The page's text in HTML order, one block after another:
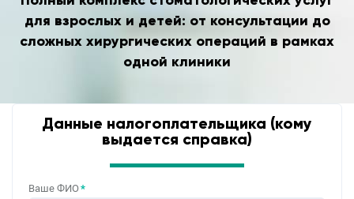
для взрослых и детей: от консультации до
сложных хирургических операций в рамках
одной клиники
Данные налогоплательщика (кому
выдается справка)
Ваше ФИО*